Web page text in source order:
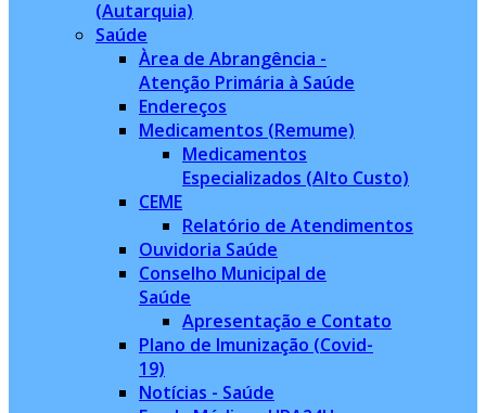
(Autarquia)
Saúde
Àrea de Abrangência -
Atenção Primária à Saúde
Endereços
Medicamentos (Remume)
Medicamentos
Especializados (Alto Custo)
CEME
Relatório de Atendimentos
Ouvidoria Saúde
Conselho Municipal de
Saúde
Apresentação e Contato
Plano de Imunização (Covid-
19)
Notícias - Saúde